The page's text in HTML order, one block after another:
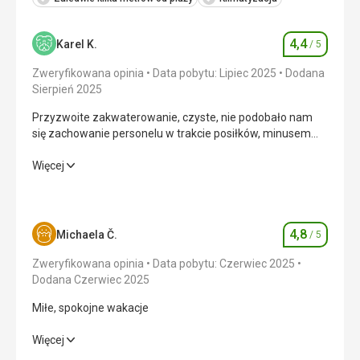
Karel K. Ocena
4,4/ 5
Zweryfikowana opinia Data pobytu: Lipiec 2025
Dodana
Sierpień 2025
Przyzwoite zakwaterowanie, czyste, nie podobało nam
się zachowanie personelu w trakcie posiłków, minusem
i bufetu do późnych godzin nocnych.
Przyzwoite zakwaterowanie, czyste, nie podobało nam
Wyżywienie 4,0/ 5
Zakwaterowanie
Okolica
Usługi
Więcej
Michaela Č. Ocena
4,8 / 5
Zweryfikowana opinia
Data pobytu: Czerwiec 2025
Dodana Czerwiec 2025
Miłe, spokojne wakacje
Miłe, spokojne wakacje
Więcej